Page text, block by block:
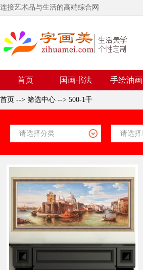
连接艺术品与生活的高端综合网
首页 国画书法 手绘油画
首页 --> 筛选中心 --> 500-1千